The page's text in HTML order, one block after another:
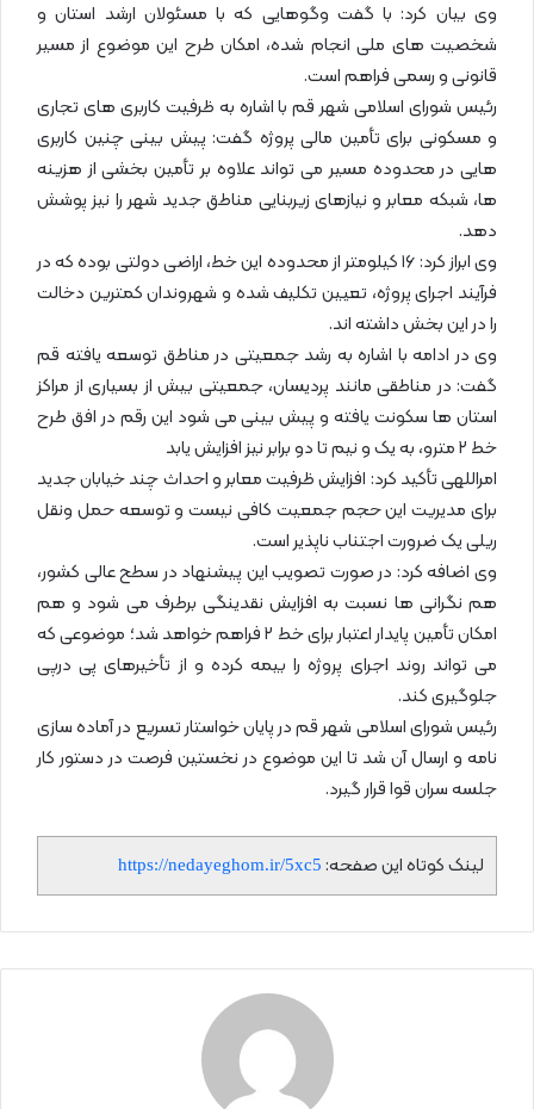
وی بیان کرد: با گفت وگوهایی که با مسئولان ارشد استان و
شخصیت های ملی انجام شده، امکان طرح این موضوع از مسیر
قانونی و رسمی فراهم است.
رئیس شورای اسلامی شهر قم با اشاره به ظرفیت کاربری های تجاری
و مسکونی برای تأمین مالی پروژه گفت: پیش بینی چنین کاربری
هایی در محدوده مسیر می تواند علاوه بر تأمین بخشی از هزینه
ها، شبکه معابر و نیازهای زیربنایی مناطق جدید شهر را نیز پوشش
دهد.
وی ابراز کرد: ۱۶ کیلومتر از محدوده این خط، اراضی دولتی بوده که در
فرآیند اجرای پروژه، تعیین تکلیف شده و شهروندان کمترین دخالت
را در این بخش داشته اند.
وی در ادامه با اشاره به رشد جمعیتی در مناطق توسعه یافته قم
گفت: در مناطقی مانند پردیسان، جمعیتی بیش از بسیاری از مراکز
استان ها سکونت یافته و پیش بینی می شود این رقم در افق طرح
خط ۲ مترو، به یک و نیم تا دو برابر نیز افزایش یابد
امراللهی تأکید کرد: افزایش ظرفیت معابر و احداث چند خیابان جدید
برای مدیریت این حجم جمعیت کافی نیست و توسعه حمل ونقل
ریلی یک ضرورت اجتناب ناپذیر است.
وی اضافه کرد: در صورت تصویب این پیشنهاد در سطح عالی کشور،
هم نگرانی ها نسبت به افزایش نقدینگی برطرف می شود و هم
امکان تأمین پایدار اعتبار برای خط ۲ فراهم خواهد شد؛ موضوعی که
می تواند روند اجرای پروژه را بیمه کرده و از تأخیرهای پی درپی
جلوگیری کند.
رئیس شورای اسلامی شهر قم در پایان خواستار تسریع در آماده سازی
نامه و ارسال آن شد تا این موضوع در نخستین فرصت در دستور کار
جلسه سران قوا قرار گیرد.
لینک کوتاه این صفحه: https://nedayeghom.ir/5xc5